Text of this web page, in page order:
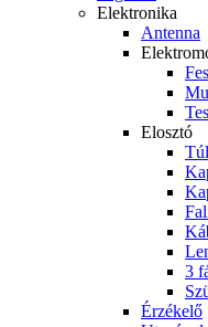
Elektronika
Antenna
Elosztó
3
Érzékelő